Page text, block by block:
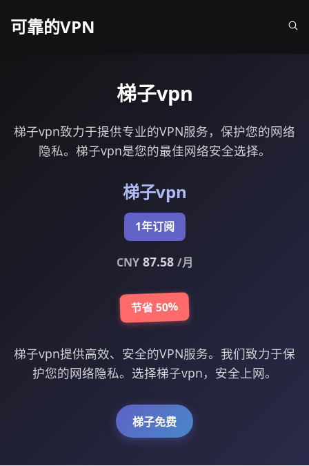
可靠的VPN
梯子vpn
梯子vpn致力于提供专业的VPN服务，保护您的网络
隐私。梯子vpn是您的最佳网络安全选择。
梯子vpn
1年订阅
CNY87.58 /月
节省 50%
梯子vpn提供高效、安全的VPN服务。我们致力于保
护您的网络隐私。选择梯子vpn，安全上网。
梯子免费